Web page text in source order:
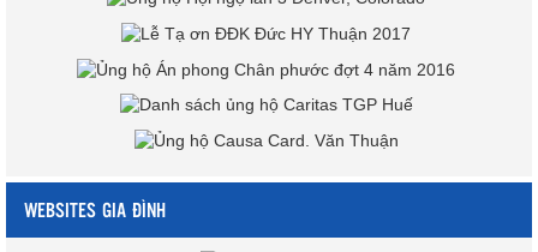
WEBSITES GIA ĐÌNH